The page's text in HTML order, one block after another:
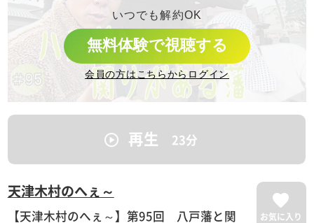
いつでも解約OK
無料体験で視聴する
会員の方はこちらからログイン
再生 23分
天津木村のへぇ～
【天津木村のへぇ～】第95回 八戸藩と関
お気に入り